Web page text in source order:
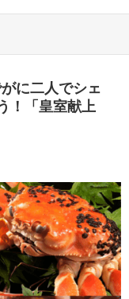
に二人でシェ
！「皇室献上